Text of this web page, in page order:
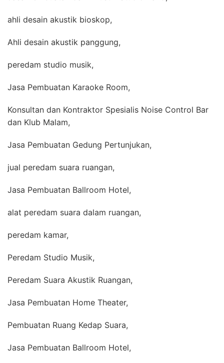
ahli desain akustik bioskop,
Ahli desain akustik panggung,
peredam studio musik,
Jasa Pembuatan Karaoke Room,
Konsultan dan Kontraktor Spesialis Noise Control Bar
dan Klub Malam,
Jasa Pembuatan Gedung Pertunjukan,
jual peredam suara ruangan,
Jasa Pembuatan Ballroom Hotel,
alat peredam suara dalam ruangan,
peredam kamar,
Peredam Studio Musik,
Peredam Suara Akustik Ruangan,
Jasa Pembuatan Home Theater,
Pembuatan Ruang Kedap Suara,
Jasa Pembuatan Ballroom Hotel,